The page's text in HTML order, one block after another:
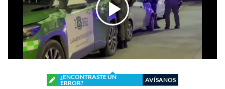
¿ENCONTRASTE UN
ERROR?
AVÍSANOS